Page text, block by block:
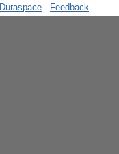
Duraspace - Feedback